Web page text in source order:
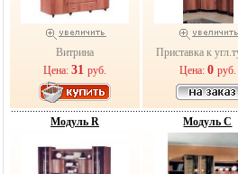
Витрина
Цена: 31 руб.
Приставка к
Цена: 0 руб.
Модуль R Модуль С